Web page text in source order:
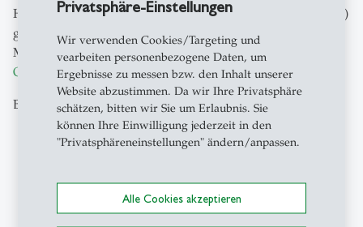
Privatsphäre-Einstellungen
Wir verwenden Cookies/Targeting und
vearbeiten personenbezogene Daten, um
Ergebnisse zu messen bzw. den Inhalt unserer
Website abzustimmen. Da wir Ihre Privatsphäre
schätzen, bitten wir Sie um Erlaubnis. Sie
können Ihre Einwilligung jederzeit in den
"Privatsphäreneinstellungen" ändern/anpassen.
Alle Cookies akzeptieren
Handelsmanagement der Universität St.Gallen (IRM-HSG)
gerne zur Verfügung. Die Gesamtstudie «Omni-Channel
Management 2026» erhalten Sie kostenfrei über den
Online-Shop des IRM-HSG
Bild:
Envato